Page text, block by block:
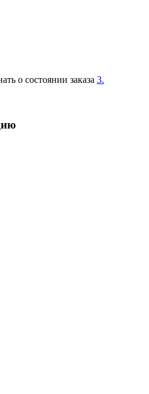
о состоянии заказа 3.